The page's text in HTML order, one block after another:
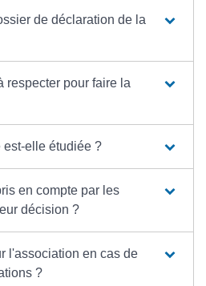
de déclaration de la
respecter pour faire la
est-elle étudiée ?
en compte par les
décision ?
l'association en cas de
?